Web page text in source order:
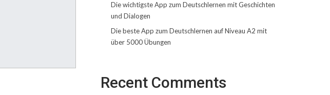
Die wichtigste App zum Deutschlernen mit Geschichten
und Dialogen
Die beste App zum Deutschlernen auf Niveau A2 mit
über 5000 Übungen
Recent Comments